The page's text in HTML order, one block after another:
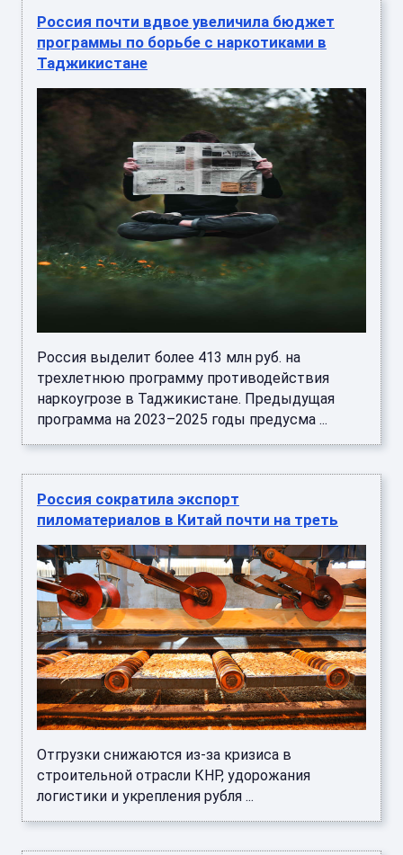
Россия почти вдвое увеличила бюджет
программы по борьбе с наркотиками в
Таджикистане
Россия выделит более 413 млн руб. на
трехлетнюю программу противодействия
наркоугрозе в Таджикистане. Предыдущая
программа на 2023–2025 годы предусма ...
Россия сократила экспорт
пиломатериалов в Китай почти на треть
Отгрузки снижаются из-за кризиса в
строительной отрасли КНР, удорожания
логистики и укрепления рубля ...